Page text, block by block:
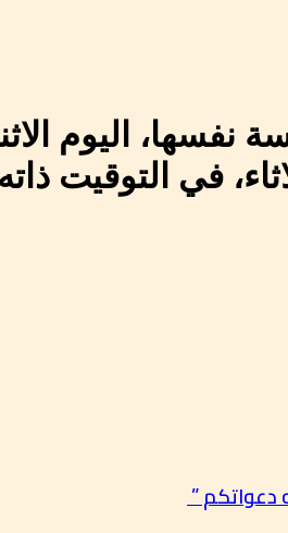
في التوقيت